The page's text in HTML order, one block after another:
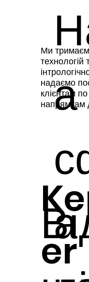
а
а
Ми
технологій
надаємо
клієнтам
напрямкам
er